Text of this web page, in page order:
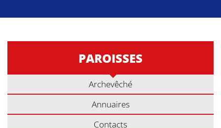
PAROISSES
Archevêché
Annuaires
Contacts